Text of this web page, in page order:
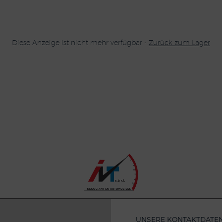
Diese Anzeige ist nicht mehr verfügbar - Zurück zum Lager
UNSERE